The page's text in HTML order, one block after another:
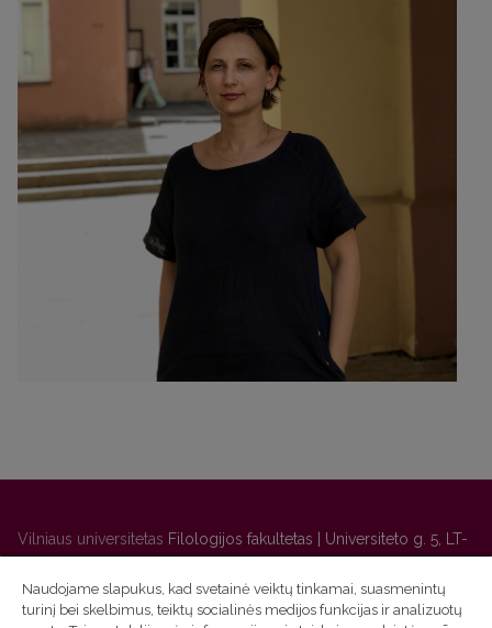
Vilniaus universitetas Filologijos fakultetas | Universiteto g. 5, LT-
01131 Vilnius
Studijų skyriaus(studijų ir tvarkaraščio klausimai) tel. (0 5) 268
7208 | El. paštasstudijos@flf.vu.lt
Naudojame slapukus, kad svetainė veiktų tinkamai, suasmenintų
turinį bei skelbimus, teiktų socialinės medijos funkcijas ir analizuotų